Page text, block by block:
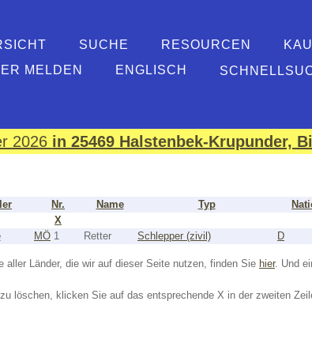
SUCHE RESOURCEN
MELDEN
ENGLISCH
2026 in 25469 Halstenbek-Krupunder,
Nr. Name Typ
X
MÖ 1 Retter Schlepper (zivil) D
aller Länder, die wir auf dieser Seite nutzen, finden Sie hier. Und
löschen, klicken Sie auf das entsprechende X in der zweiten